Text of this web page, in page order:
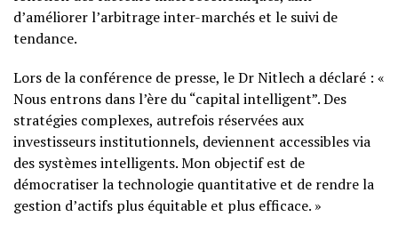
d’améliorer l’arbitrage inter-marchés et le suivi de
tendance.
Lors de la conférence de presse, le Dr Nitlech a déclaré : «
Nous entrons dans l’ère du “capital intelligent”. Des
stratégies complexes, autrefois réservées aux
investisseurs institutionnels, deviennent accessibles via
des systèmes intelligents. Mon objectif est de
démocratiser la technologie quantitative et de rendre la
gestion d’actifs plus équitable et plus efficace. »